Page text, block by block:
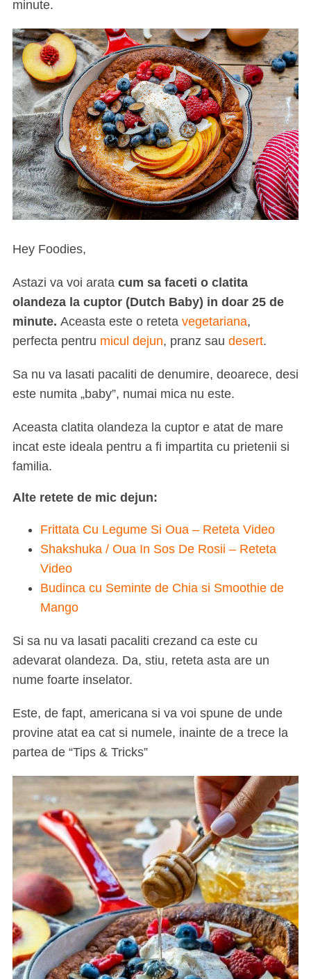
minute.
Hey Foodies,
Astazi va voi arata cum sa faceti o clatita
olandeza la cuptor (Dutch Baby) in doar 25 de
minute. Aceasta este o reteta vegetariana,
perfecta pentru micul dejun, pranz sau desert.
Sa nu va lasati pacaliti de denumire, deoarece, desi
este numita „baby”, numai mica nu este.
Aceasta clatita olandeza la cuptor e atat de mare
incat este ideala pentru a fi impartita cu prietenii si
familia.
Alte retete de mic dejun:
Frittata Cu Legume Si Oua – Reteta Video
Shakshuka / Oua In Sos De Rosii – Reteta
Video
Budinca cu Seminte de Chia si Smoothie de
Mango
Si sa nu va lasati pacaliti crezand ca este cu
adevarat olandeza. Da, stiu, reteta asta are un
nume foarte inselator.
Este, de fapt, americana si va voi spune de unde
provine atat ea cat si numele, inainte de a trece la
partea de “Tips & Tricks”